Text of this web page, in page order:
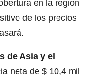
en la región
de los precios
de Asia y el
neta de $ 10,4 mil